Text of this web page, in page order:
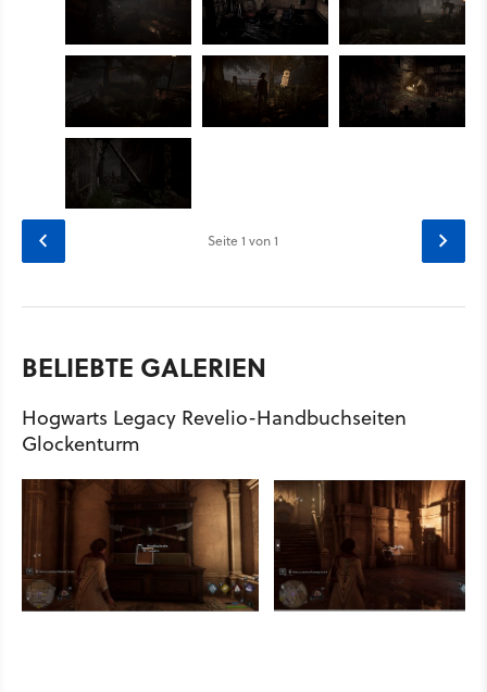
Seite1 von 1
BELIEBTE GALERIEN
Hogwarts Legacy Revelio-Handbuchseiten
Glockenturm